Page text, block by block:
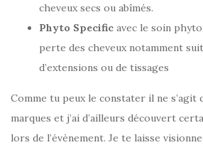
cheveux secs ou abîmés.
Phyto Specific avec le soin
perte des cheveux notamment
d’extensions ou de tissages
Comme tu peux le constater il ne s’agit
marques et j’ai d’ailleurs découvert
lors de l’évènement. Je te laisse